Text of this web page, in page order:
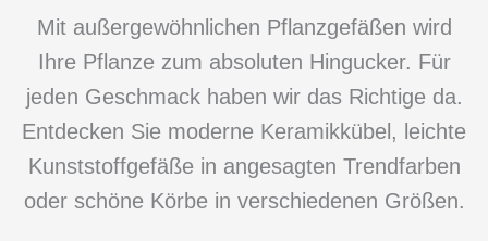
Mit außergewöhnlichen Pflanzgefäßen wird
Ihre Pflanze zum absoluten Hingucker. Für
jeden Geschmack haben wir das Richtige da.
Entdecken Sie moderne Keramikkübel, leichte
Kunststoffgefäße in angesagten Trendfarben
oder schöne Körbe in verschiedenen Größen.